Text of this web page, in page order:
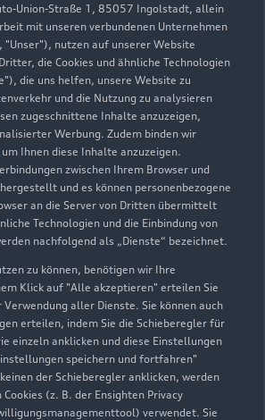
Union-Straße 1, 85057 Ingolstadt, allein
mit unseren verbundenen Unternehmen
"Unser"), nutzen auf unserer Website
die Cookies und ähnliche Technologien
die uns helfen, unsere Website zu
und die Nutzung zu analysieren
zugeschnittene Inhalte anzuzeigen,
Werbung. Zudem binden wir
Ihnen diese Inhalte anzuzeigen.
zwischen Ihrem Browser und
und es können personenbezogene
an die Server von Dritten übermittelt
Technologien und die Einbindung von
nachfolgend als „Dienste“ bezeichnet.
zu können, benötigen wir Ihre
Klick auf "Alle akzeptieren" erteilen Sie
aller Dienste. Sie können auch
erteilen, indem Sie die Schieberegler für
einzeln anklicken und diese Einstellungen
speichern und fortfahren"
der Schieberegler anklicken, werden
(z. B. der Ensighten Privacy
verwendet. Sie
Straße 45
elitzsch.de